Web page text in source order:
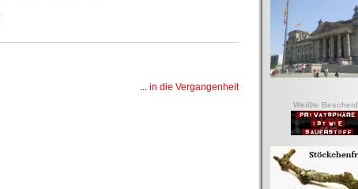
... in die Vergangenheit
Weißte Bescheid